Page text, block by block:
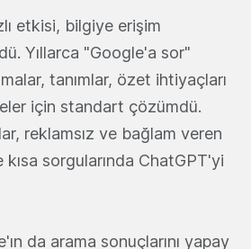
etkisi, bilgiye erişim
Yıllarca "Google'a sor"
tanımlar, özet ihtiyaçları
için standart çözümdü.
reklamsız ve bağlam veren
kısa sorgularında ChatGPT'yi
da arama sonuçlarını yapay